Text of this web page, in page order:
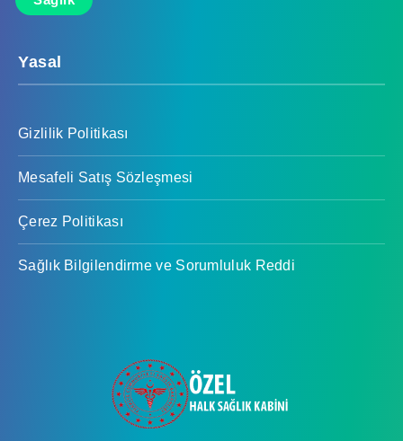
Yasal
Gizlilik Politikası
Mesafeli Satış Sözleşmesi
Çerez Politikası
Sağlık Bilgilendirme ve Sorumluluk Reddi